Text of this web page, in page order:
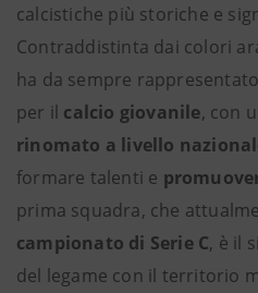
calcistiche più storiche e
Contraddistinta dai colori
ha da sempre
per il calcio giovanile, con
rinomato a livello
formare talenti e
prima squadra, che
campionato di Serie C, è il
del legame con il territorio